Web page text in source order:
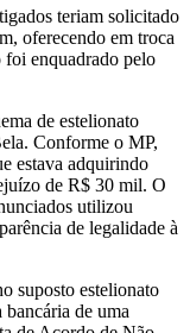
teriam solicitado
oferecendo em troca
foi enquadrado pelo
de estelionato
Conforme o MP,
estava adquirindo
de R$ 30 mil. O
utilizou
de legalidade à
suposto estelionato
de uma